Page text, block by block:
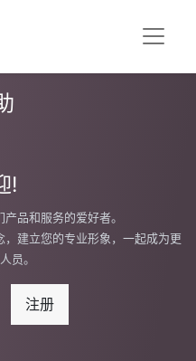
!
品和服务的爱好者。
建立您的专业形象，一起成为更
员。
注册